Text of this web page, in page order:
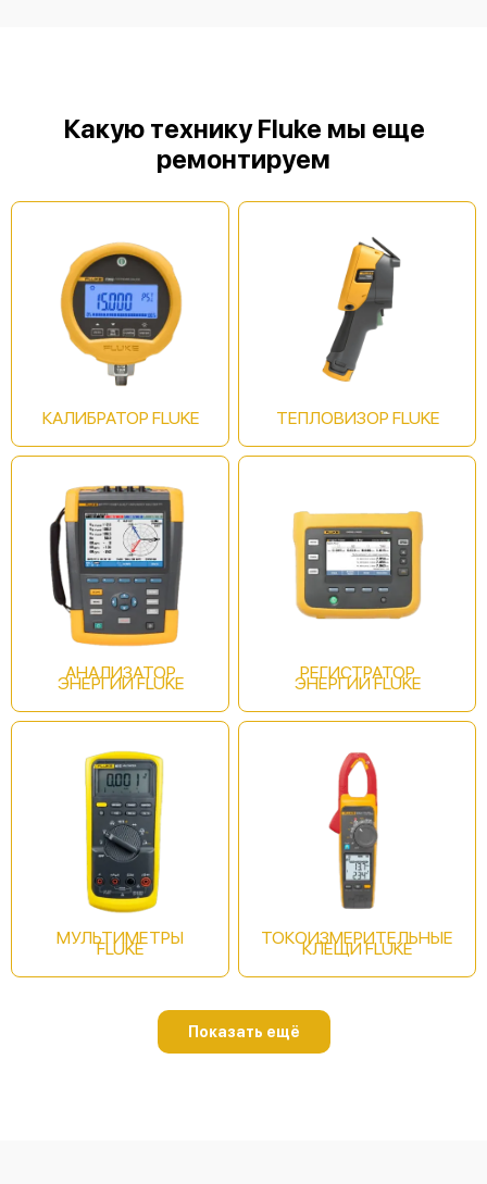
Fluke 62 MAX
Fluke 561
Какую технику Fluke мы еще
ремонтируем
КАЛИБРАТОР FLUKE ТЕПЛОВИЗОР FLUKE
АНАЛИЗАТОР
ЭНЕРГИИ FLUKE
РЕГИСТРАТОР
ЭНЕРГИИ FLUKE
МУЛЬТИМЕТРЫ
FLUKE
ТОКОИЗМЕРИТЕЛЬНЫЕ
КЛЕЩИ FLUKE
Показать ещё